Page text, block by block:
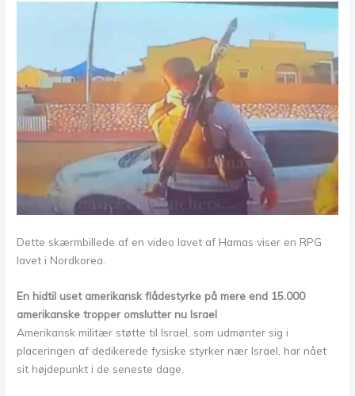
Dette skærmbillede af en video lavet af Hamas viser en RPG
lavet i Nordkorea.
En hidtil uset amerikansk flådestyrke på mere end 15.000
amerikanske tropper omslutter nu Israel
Amerikansk militær støtte til Israel, som udmønter sig i
placeringen af ​​dedikerede fysiske styrker nær Israel, har nået
sit højdepunkt i de seneste dage.